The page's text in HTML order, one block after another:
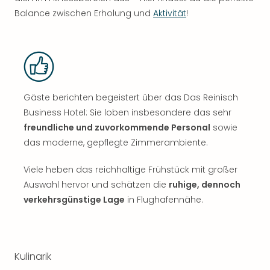
Balance zwischen Erholung und Aktivität!
Gäste berichten begeistert über das Das Reinisch
Business Hotel: Sie loben insbesondere das sehr
freundliche und zuvorkommende Personal sowie
das moderne, gepflegte Zimmerambiente.
Viele heben das reichhaltige Frühstück mit großer
Auswahl hervor und schätzen die ruhige, dennoch
verkehrsgünstige Lage in Flughafennähe.
Kulinarik